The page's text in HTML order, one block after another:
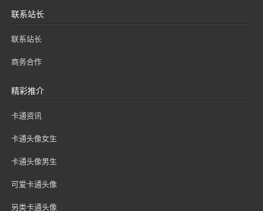
联系站长
联系站长
商务合作
精彩推介
卡通资讯
卡通头像女生
卡通头像男生
可爱卡通头像
另类卡通头像